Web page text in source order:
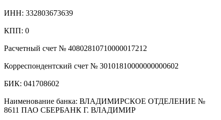
ИНН: 332803673639
КПП: 0
Расчетный счет № 40802810710000017212
Корреспондентский счет № 30101810000000000602
БИК: 041708602
Наименование банка: ВЛАДИМИРСКОЕ ОТДЕЛЕНИЕ №
8611 ПАО СБЕРБАНК Г. ВЛАДИМИР